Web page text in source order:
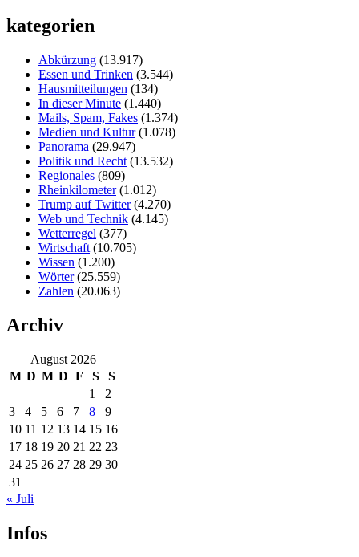
kategorien
Abkürzung (13.917)
Essen und Trinken (3.544)
Hausmitteilungen (134)
In dieser Minute (1.440)
Mails, Spam, Fakes (1.374)
Medien und Kultur(1.078)
Panorama (29.947)
Politik und Recht (13.532)
Regionales (809)
Rheinkilometer(1.012)
Trump auf Twitter(4.270)
Web und Technik (4.145)
Wetterregel (377)
Wirtschaft (10.705)
Wissen (1.200)
Wörter(25.559)
Zahlen (20.063)
Archiv
August 2026
M D M D F S
S
1
2
3
4 5 6 7 8
9
10 11 12 13 14 15 16
17 18 19 20 21 22 23
24 25 26 27 28 29 30
31
« Juli
Infos